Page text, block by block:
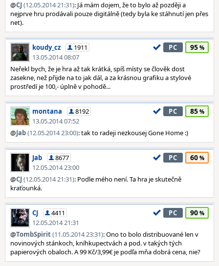
@CJ(12.05.2014 21:31): Já mám dojem, že to bylo až později a
nejprve hru prodávali pouze digitálně (tedy byla ke stáhnutí jen přes
net).
koudy_cz
1911
13.05.2014 08:07
PC 95
Neřekl bych, že je hra až tak krátká, spíš místy se člověk dost
zasekne, než přijde na to jak dál, a za krásnou grafiku a stylové
prostředí je 100,- úplně v pohodě...
montana
8192
13.05.2014 07:52
PC 85
@Jab(12.05.2014 23:00): tak to radeji nezkousej Gone Home :)
Jab
8677
12.05.2014 23:00
PC 60
@CJ(12.05.2014 21:31): Podle mého není. Ta hra je skutečně
kraťounká.
CJ
4411
12.05.2014 21:31
PC 90
@TombSpirit(11.05.2014 23:31): Ono to bolo distribuované len v
novinových stánkoch, kníhkupectvách a pod. v takých tých
papierových obaloch. A 99 Kč/3,99€ je podľa mňa dobrá cena, nie?